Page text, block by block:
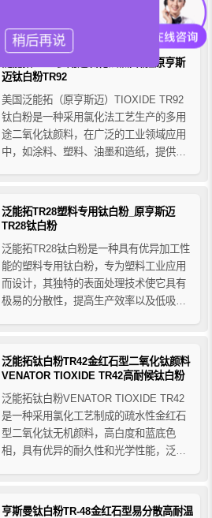
和光泽，以及高的不透明性和耐候性（耐
久性），这些性能使其广泛的应用于工业
领域，如粉末涂料、防护涂料、卷材涂料
和汽车涂料。
泛能拓TR92多用途氯化法钛白粉_原亨斯
迈钛白粉TR92
美国泛能拓（原亨斯迈）TIOXIDE TR92
钛白粉是一种采用氯化法工艺生产的多用
途二氧化钛颜料，在广泛的工业领域应用
中，如涂料、塑料、油墨和造纸，提供优
TR92钛白粉颜料因其高遮盖力、优异的色
彩和多功能性被广泛应用于涂料、塑料和
泛能拓TR28塑料专用钛白粉_原亨斯迈
TR28钛白粉
泛能拓TR28钛白粉是一种具有优异加工性
能的塑料专用钛白粉，专为塑料工业应用
而设计，其独特的表面处理技术使它具有
极易的分散性，提高生产效率以及低吸湿
加工的塑料，因此降低模堆积和条纹之类
现象，推荐用于聚烯烃母粒，包括挤压用
泛能拓钛白粉TR42金红石型二氧化钛颜料
VENATOR TIOXIDE TR42高耐候钛白粉
泛能拓钛白粉VENATOR TIOXIDE TR42
是一种采用氯化工艺制成的疏水性金红石
型二氧化钛无机颜料，高白度和蓝底色
相，具有优异的耐久性和光学性能，泛能
途。
亨斯曼钛白粉TR-48金红石型易分散高耐温
稍后再说